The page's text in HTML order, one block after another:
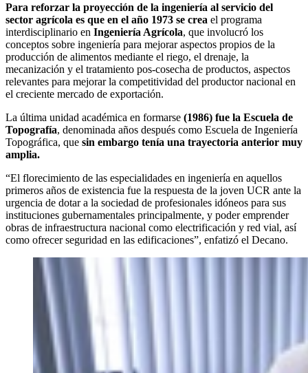
Para reforzar la proyección de la ingeniería al servicio del
sector agrícola es que en el año 1973 se crea el programa
interdisciplinario en Ingeniería Agrícola, que involucró los
conceptos sobre ingeniería para mejorar aspectos propios de la
producción de alimentos mediante el riego, el drenaje, la
mecanización y el tratamiento pos-cosecha de productos, aspectos
relevantes para mejorar la competitividad del productor nacional en
el creciente mercado de exportación.
La última unidad académica en formarse (1986) fue la Escuela de
Topografía, denominada años después como Escuela de Ingeniería
Topográfica, que sin embargo tenía una trayectoria anterior muy
amplia.
“El florecimiento de las especialidades en ingeniería en aquellos
primeros años de existencia fue la respuesta de la joven UCR ante la
urgencia de dotar a la sociedad de profesionales idóneos para sus
instituciones gubernamentales principalmente, y poder emprender
obras de infraestructura nacional como electrificación y red vial, así
como ofrecer seguridad en las edificaciones”, enfatizó el Decano.